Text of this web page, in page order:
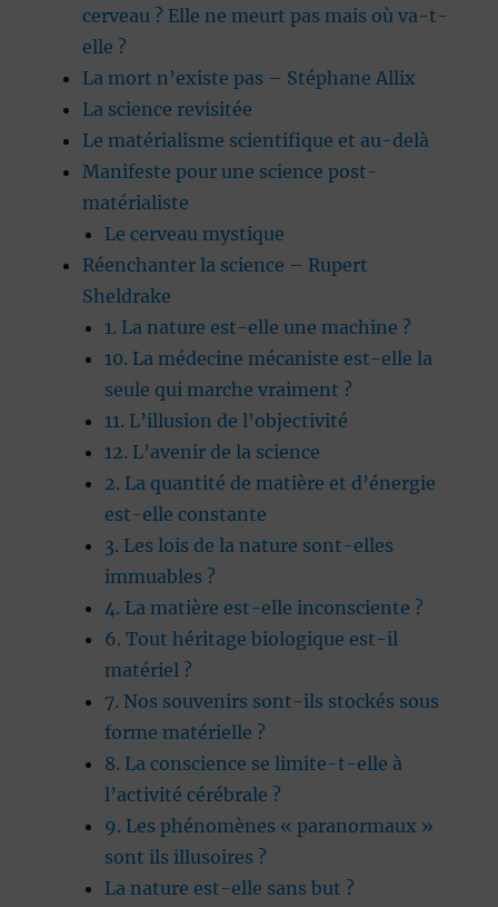
cerveau ? Elle ne meurt pas mais où va-t-
elle ?
La mort n’existe pas – Stéphane Allix
La science revisitée
Le matérialisme scientifique et au-delà
Manifeste pour une science post-
matérialiste
Le cerveau mystique
Réenchanter la science – Rupert
Sheldrake
1. La nature est-elle une machine ?
10. La médecine mécaniste est-elle la
seule qui marche vraiment ?
11. L’illusion de l’objectivité
12. L’avenir de la science
2. La quantité de matière et d’énergie
est-elle constante
3. Les lois de la nature sont-elles
immuables ?
4. La matière est-elle inconsciente ?
6. Tout héritage biologique est-il
matériel ?
7. Nos souvenirs sont-ils stockés sous
forme matérielle ?
8. La conscience se limite-t-elle à
l’activité cérébrale ?
9. Les phénomènes « paranormaux »
sont ils illusoires ?
La nature est-elle sans but ?